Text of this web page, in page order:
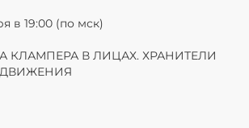
в 19:00 (по мск)
КЛАМПЕРА В ЛИЦАХ. ХРАНИТЕЛИ
ДВИЖЕНИЯ